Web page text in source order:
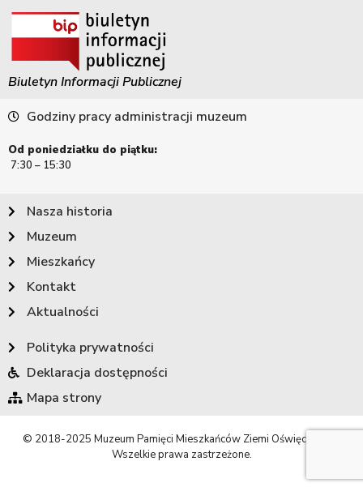
Biuletyn Informacji Publicznej
Godziny pracy administracji muzeum
Od poniedziałku do piątku:
7:30 – 15:30
Nasza historia
Muzeum
Mieszkańcy
Kontakt
Aktualności
Polityka prywatności
Deklaracja dostępności
Mapa strony
© 2018-2025 Muzeum Pamięci Mieszkańców Ziemi Oświęcimskiej.
Wszelkie prawa zastrzeżone.